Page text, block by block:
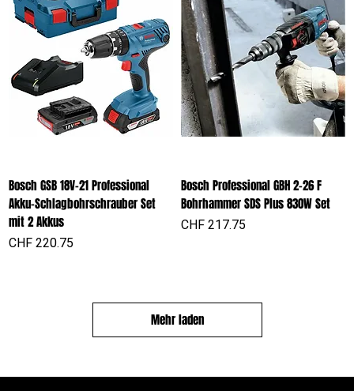
Bosch GSB 18V-21 Professional
Akku-Schlagbohrschrauber Set
mit 2 Akkus
Preis
CHF 220.75
Bosch Professional GBH 2-26 F
Bohrhammer SDS Plus 830W Set
Preis
CHF 217.75
Mehr laden